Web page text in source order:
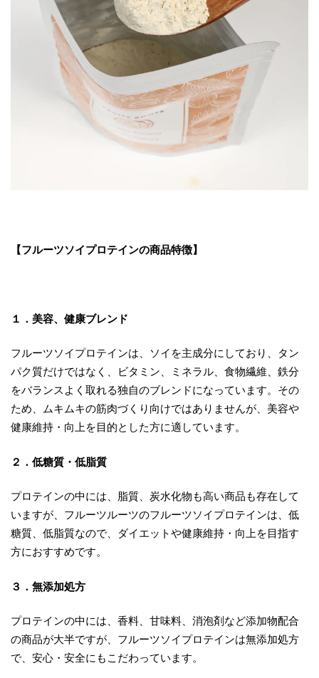
【フルーツソイプロテインの商品特徴】
１．美容、健康ブレンド
フルーツソイプロテインは、ソイを主成分にしており、タン
パク質だけではなく、ビタミン、ミネラル、食物繊維、鉄分
をバランスよく取れる独自のブレンドになっています。その
ため、ムキムキの筋肉づくり向けではありませんが、美容や
健康維持・向上を目的とした方に適しています。
２．低糖質・低脂質
プロテインの中には、脂質、炭水化物も高い商品も存在して
いますが、フルーツルーツのフルーツソイプロテインは、低
糖質、低脂質なので、ダイエットや健康維持・向上を目指す
方におすすめです。
３．無添加処方
プロテインの中には、香料、甘味料、消泡剤など添加物配合
の商品が大半ですが、フルーツソイプロテインは無添加処方
で、安心・安全にもこだわっています。